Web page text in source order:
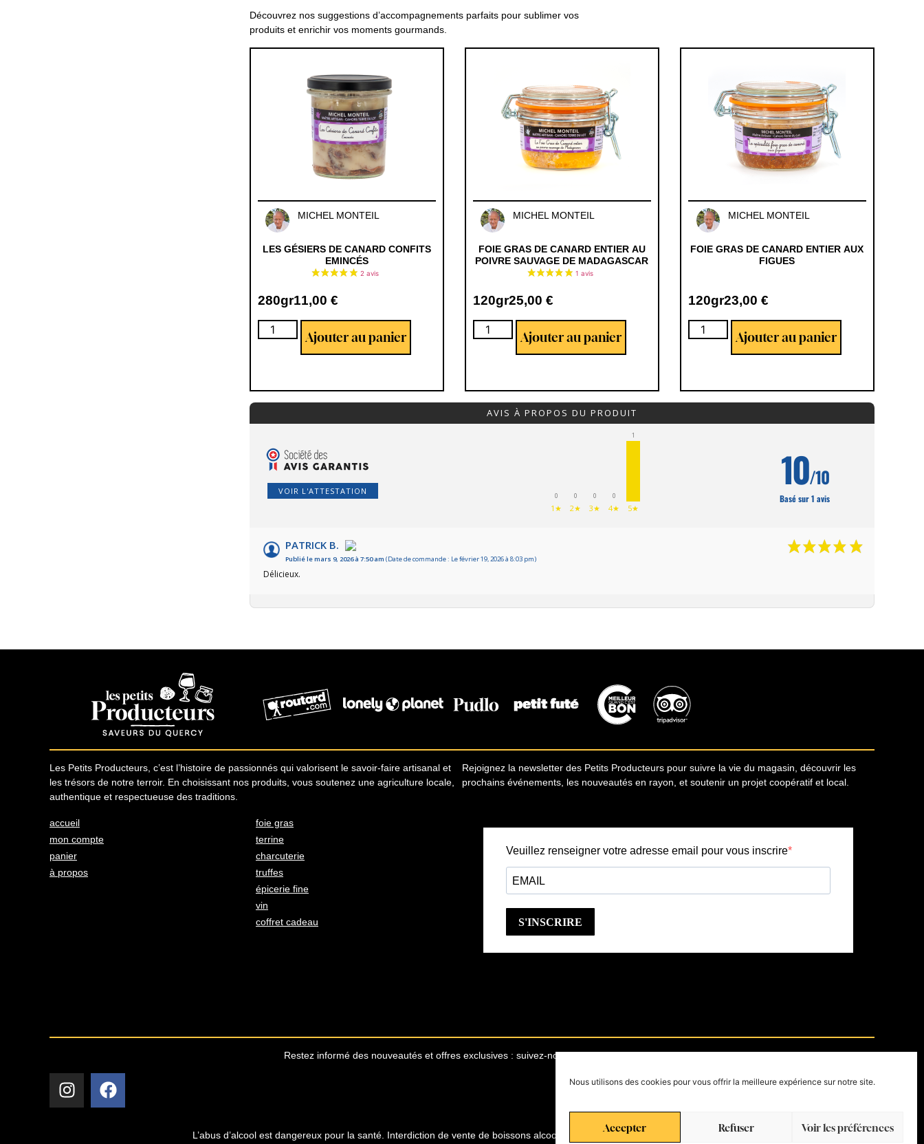
Nous utilisons des cookies pour vous offrir la meilleure expérience sur notre site.
Accepter Refuser Voir les préférences
Découvrez nos suggestions d’accompagnements parfaits pour sublimer vos
produits et enrichir vos moments gourmands.
MICHEL MONTEIL
LES GÉSIERS DE CANARD CONFITS
EMINCÉS
280gr11,00 €
Ajouter au panier
MICHEL MONTEIL
FOIE GRAS DE CANARD ENTIER AU
POIVRE SAUVAGE DE MADAGASCAR
120gr25,00 €
Ajouter au panier
MICHEL MONTEIL
FOIE GRAS DE CANARD ENTIER AUX
FIGUES
120gr23,00 €
Ajouter au panier
AVIS À PROPOS DU PRODUIT
VOIR L'ATTESTATION 0
1★
0
2★
0
3★
0
4★
1
5★
10/10
Basé sur 1 avis
PATRICK B.
Publié le mars 9, 2026 à 7:50 am (Date de commande : Le février 19, 2026 à 8:03 pm)
Délicieux.
Les Petits Producteurs, c’est l’histoire de passionnés qui valorisent le savoir-faire artisanal et
les trésors de notre terroir. En choisissant nos produits, vous soutenez une agriculture locale,
authentique et respectueuse des traditions.
accueil
mon compte
panier
à propos
foie gras
terrine
charcuterie
truffes
épicerie fine
vin
coffret cadeau
Rejoignez la newsletter des Petits Producteurs pour suivre la vie du magasin, découvrir les
prochains événements, les nouveautés en rayon, et soutenir un projet coopératif et local.
Restez informé des nouveautés et offres exclusives : suivez-nous sur les réseaux.
L’abus d’alcool est dangereux pour la santé. Interdiction de vente de boissons alcooliques aux mineurs de moins de 18 ans .